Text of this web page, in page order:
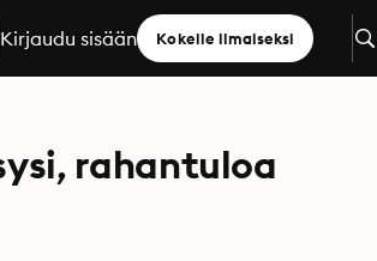
Kirjaudu sisään Kokeile ilmaiseksi
rahantuloa